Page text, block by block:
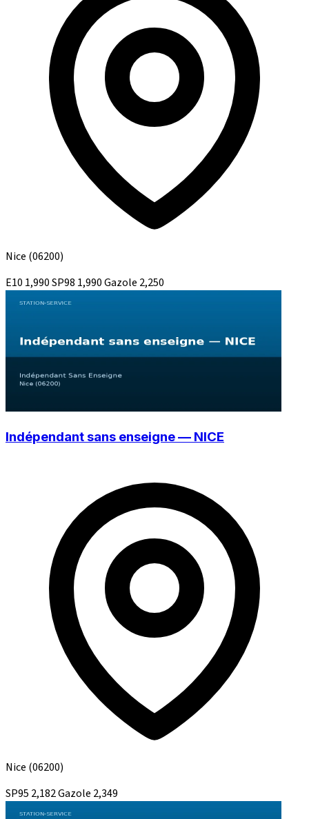
Nice (06200)
E10 1,990SP98 1,990Gazole 2,250
Indépendant sans enseigne — NICE
Nice (06200)
SP95 2,182Gazole 2,349